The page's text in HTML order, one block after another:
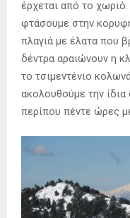
έρχεται από το
φτάσουμε στην
πλαγιά με έλατα που
δέντρα αραιώνουν η
το τσιμεντένιο
ακολουθούμε την
περίπου πέντε ώρες